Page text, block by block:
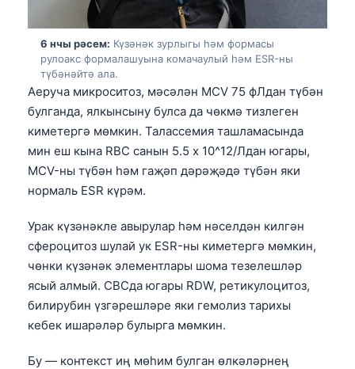
6 нчы рәсем: Күзәнәк зурлыгы һәм формасы
рулоакс формалашуына комачаулый һәм ESR-ны
түбәнәйтә ала.
Аеруча микроситоз, мәсәлән MCV 75 фЛдан түбән
булганда, ялкынсыну булса да чөкмә тизлеген
киметергә мөмкин. Талассемия ташламасында
мин еш кына RBC санын 5.5 x 10^12/Лдан югары,
MCV-ны түбән һәм гаҗәп дәрәҗәдә түбән яки
нормаль ESR күрәм.
Урак күзәнәкле авырулар һәм нәселдән килгән
сфероцитоз шулай ук ESR-ны киметергә мөмкин,
чөнки күзәнәк элементлары шома тезелешләр
ясый алмый. CBCда югары RDW, ретикулоцитоз,
билирубин үзгәрешләре яки гемолиз тарихы
кебек ишарәләр булырга мөмкин.
Бу — контекст иң мөһим булган өлкәләрнең
ગુજરાતી
ಕನ್ನಡ
മലയാളം
Bahasa Melayu
Tiếng Việt
Tagalog
ไทย
ភាសាខ្មែរ
Kiswahili
አማርኛ
Українська
O‘zbekcha